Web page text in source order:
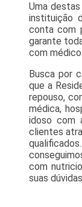
Uma
instituição
conta com
garante
com
Busca por
que a
repouso,
médica,
idoso com
clientes
com
suas